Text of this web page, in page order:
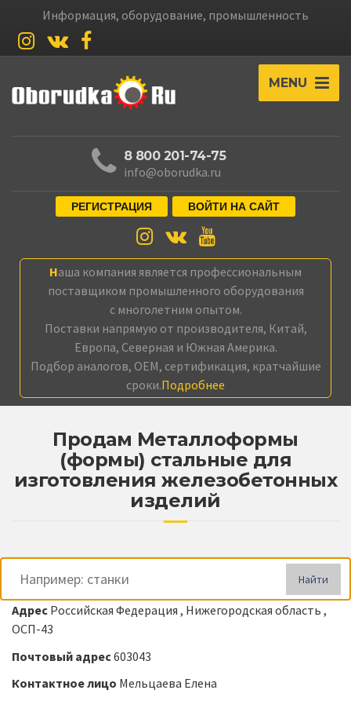
Информация, оборудование, промышленность
MENU
8 800 201-74-75
info@oborudka.ru
РЕГИСТРАЦИЯ ВОЙТИ НА САЙТ
Наша компания является профессиональным
поставщиком промышленного оборудования
с многолетним опытом.
Поставки напрямую от производителя, Китай,
Европа, Северная и Южная Америка.
Подбор аналогов, OEM, сертификация, кратчайшие
сроки.Подробнее
Продам Металлоформы
(формы) стальные для
изготовления железобетонных
изделий
Найти
Адрес Российская Федерация , Нижегородская область ,
ОСП-43
Почтовый адрес603043
Контактное лицо Мельцаева Елена